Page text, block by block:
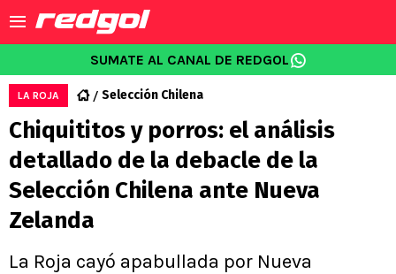
SUMATE AL CANAL DE REDGOL
LA ROJA Selección Chilena
Chiquititos y porros: el análisis
detallado de la debacle de la
Selección Chilena ante Nueva
Zelanda
La Roja cayó apabullada por Nueva